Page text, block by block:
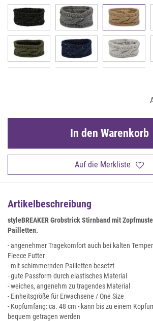
Auf die Merkliste
In den Warenkorb
Artikelbeschreibung
styleBREAKER Grobstrick Stirnband mit
Pailletten.
- angenehmer Tragekomfort auch bei kalten
Fleece Futter
- mit schimmernden Pailletten besetzt
- gute Passform durch elastisches Material
- weiches, angenehm zu tragendes Material
- Einheitsgröße für Erwachsene / One Size
- Kopfumfang: ca. 48 cm - kann bis zu einem
bequem getragen werden